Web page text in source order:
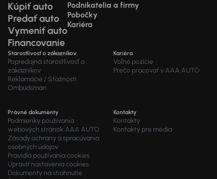
Kúpiť auto
Predať auto
Vymeniť auto
Financovanie
Podnikatelia a firmy
Pobočky
Kariéra
Starostlivosť o zákazníkov
Popredajná starostlivosť o
zákazníkov
Reklamácie / Sťažnosti
Ombudsman
Kariéra
Voľné pozície
Prečo pracovať v AAA AUTO
Právné dokumenty
Podmienky používania
webových stránok AAA AUTO
Zásady ochrany a spracúvania
osobných údajov
Pravidlá používania cookies
Upraviť nastavenia cookies
Dokumenty na stiahnutie
Kontakty
Kontakty
Kontakty pre média